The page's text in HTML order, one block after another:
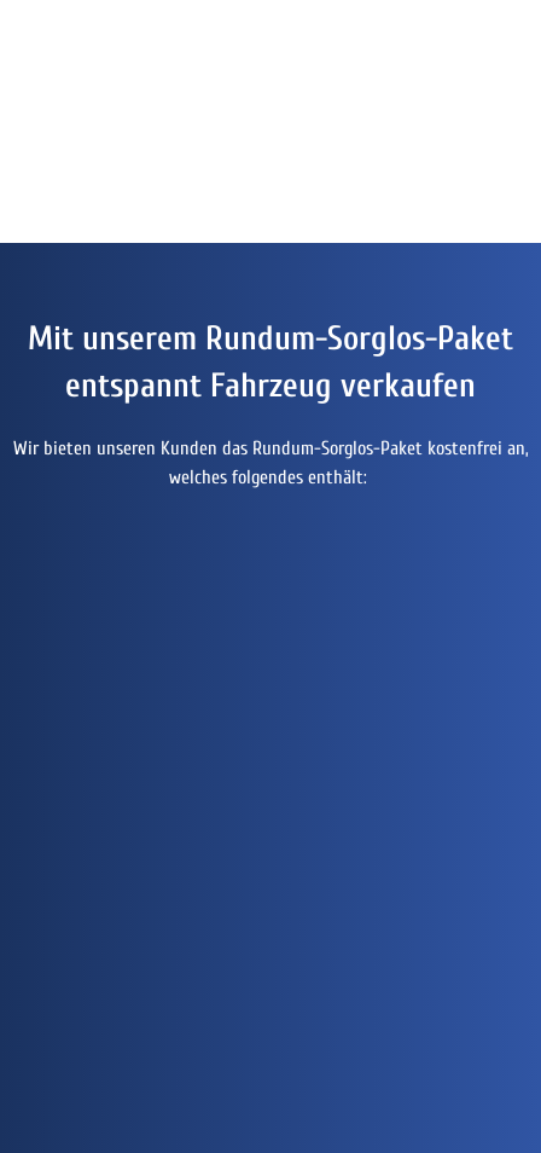
Mit unserem Rundum-Sorglos-Paket
entspannt Fahrzeug verkaufen
Wir bieten unseren Kunden das Rundum-Sorglos-Paket kostenfrei an,
welches folgendes enthält: